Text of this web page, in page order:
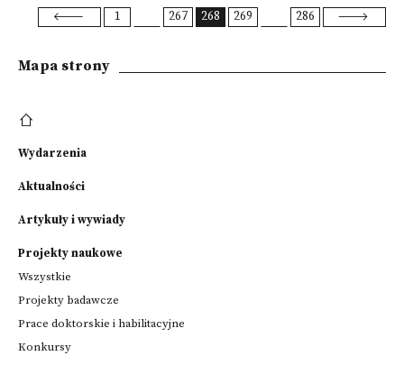
1 267 268 269 286
Mapa strony
Wydarzenia
Aktualności
Artykuły i wywiady
Projekty naukowe
Wszystkie
Projekty badawcze
Prace doktorskie i habilitacyjne
Konkursy